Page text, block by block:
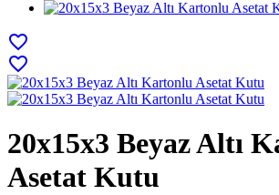
favorite_border
favorite_border
20x15x3 Beyaz Altı
Asetat Kutu